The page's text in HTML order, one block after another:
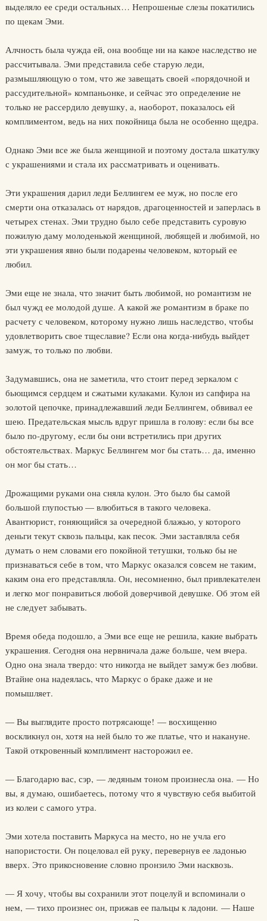
выделяло ее среди остальных… Непрошеные слезы покатились
по щекам Эми.
Алчность была чужда ей, она вообще ни на какое наследство не
рассчитывала. Эми представила себе старую леди,
размышляющую о том, что же завещать своей «порядочной и
рассудительной» компаньонке, и сейчас это определение не
только не рассердило девушку, а, наоборот, показалось ей
комплиментом, ведь на них покойница была не особенно щедра.
Однако Эми все же была женщиной и поэтому достала шкатулку
с украшениями и стала их рассматривать и оценивать.
Эти украшения дарил леди Беллингем ее муж, но после его
смерти она отказалась от нарядов, драгоценностей и заперлась в
четырех стенах. Эми трудно было себе представить суровую
пожилую даму молоденькой женщиной, любящей и любимой, но
эти украшения явно были подарены человеком, который ее
любил.
Эми еще не знала, что значит быть любимой, но романтизм не
был чужд ее молодой душе. А какой же романтизм в браке по
расчету с человеком, которому нужно лишь наследство, чтобы
удовлетворить свое тщеславие? Если она когда-нибудь выйдет
замуж, то только по любви.
Задумавшись, она не заметила, что стоит перед зеркалом с
бьющимся сердцем и сжатыми кулаками. Кулон из сапфира на
золотой цепочке, принадлежавший леди Беллингем, обвивал ее
шею. Предательская мысль вдруг пришла в голову: если бы все
было по-другому, если бы они встретились при других
обстоятельствах. Маркус Беллингем мог бы стать… да, именно
он мог бы стать…
Дрожащими руками она сняла кулон. Это было бы самой
большой глупостью — влюбиться в такого человека.
Авантюрист, гоняющийся за очередной блажью, у которого
деньги текут сквозь пальцы, как песок. Эми заставляла себя
думать о нем словами его покойной тетушки, только бы не
признаваться себе в том, что Маркус оказался совсем не таким,
каким она его представляла. Он, несомненно, был привлекателен
и легко мог понравиться любой доверчивой девушке. Об этом ей
не следует забывать.
Время обеда подошло, а Эми все еще не решила, какие выбрать
украшения. Сегодня она нервничала даже больше, чем вчера.
Одно она знала твердо: что никогда не выйдет замуж без любви.
Втайне она надеялась, что Маркус о браке даже и не
помышляет.
— Вы выглядите просто потрясающе! — восхищенно
воскликнул он, хотя на ней было то же платье, что и накануне.
Такой откровенный комплимент насторожил ее.
— Благодарю вас, сэр, — ледяным тоном произнесла она. — Но
вы, я думаю, ошибаетесь, потому что я чувствую себя выбитой
из колеи с самого утра.
Эми хотела поставить Маркуса на место, но не учла его
напористости. Он поцеловал ей руку, перевернув ее ладонью
вверх. Это прикосновение словно пронзило Эми насквозь.
— Я хочу, чтобы вы сохранили этот поцелуй и вспоминали о
нем, — тихо произнес он, прижав ее пальцы к ладони. — Наше